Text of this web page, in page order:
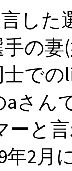
し
の
で
さん
ーと
年2月